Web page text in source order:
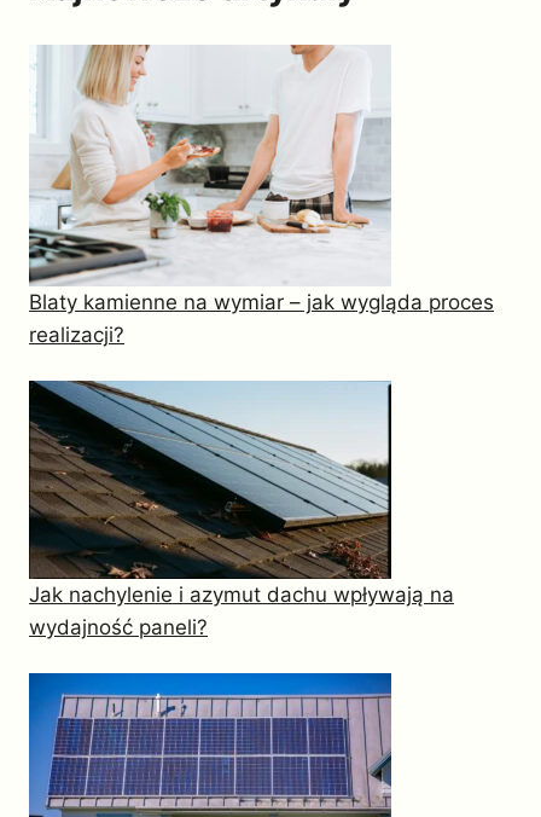
Blaty kamienne na wymiar – jak wygląda proces
realizacji?
Jak nachylenie i azymut dachu wpływają na
wydajność paneli?